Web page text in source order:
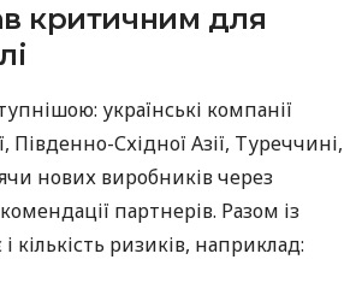
критичним для
українські компанії
Східної Азії, Туреччині,
нових виробників через
партнерів. Разом із
ризиків, наприклад: